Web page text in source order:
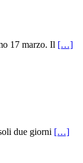
17 marzo. Il […]
due giorni […]